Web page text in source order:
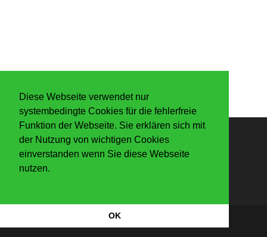
Diese Webseite verwendet nur
systembedingte Cookies für die fehlerfreie
Funktion der Webseite. Sie erklären sich mit
der Nutzung von wichtigen Cookies
einverstanden wenn Sie diese Webseite
nutzen.
OK
Anmelden
Datenschutzerkärung